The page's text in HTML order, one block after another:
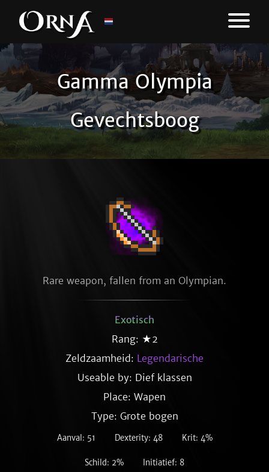
Gamma Olympia
Gevechtsboog
Rare weapon, fallen from an Olympian.
Exotisch
Rang: ★2
Zeldzaamheid: Legendarische
Useable by: Dief klassen
Place: Wapen
Type: Grote bogen
Aanval: 51 Dexterity: 48 Krit: 4%
Schild: 2% Initiatief: 8